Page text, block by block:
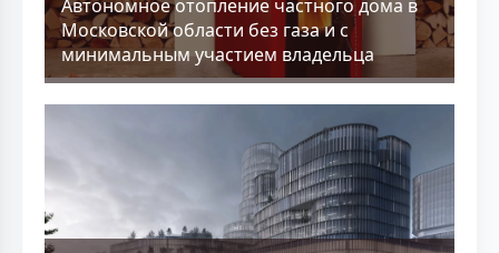
Aвтономное отопление частного дома в
Московской области без газа и с
минимальным участием владельца